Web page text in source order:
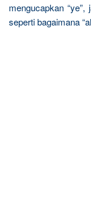
mengucapkan “ye”,
seperti bagaimana